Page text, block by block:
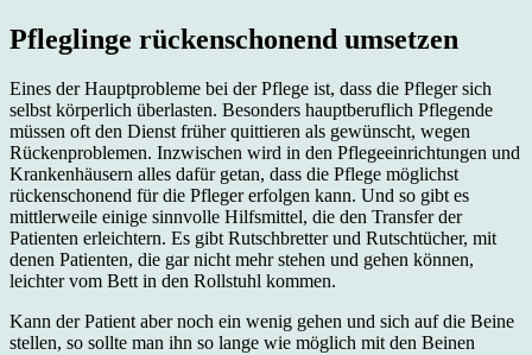
Pfleglinge rückenschonend umsetzen
Eines der Hauptprobleme bei der Pflege ist, dass die Pfleger sich
selbst körperlich überlasten. Besonders hauptberuflich Pflegende
müssen oft den Dienst früher quittieren als gewünscht, wegen
Rückenproblemen. Inzwischen wird in den Pflegeeinrichtungen und
Krankenhäusern alles dafür getan, dass die Pflege möglichst
rückenschonend für die Pfleger erfolgen kann. Und so gibt es
mittlerweile einige sinnvolle Hilfsmittel, die den Transfer der
Patienten erleichtern. Es gibt Rutschbretter und Rutschtücher, mit
denen Patienten, die gar nicht mehr stehen und gehen können,
leichter vom Bett in den Rollstuhl kommen.
Kann der Patient aber noch ein wenig gehen und sich auf die Beine
stellen, so sollte man ihn so lange wie möglich mit den Beinen